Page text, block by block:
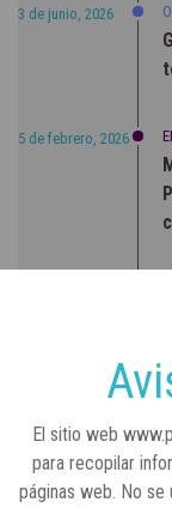
3 de junio, 2026
5 de febrero, 2026
El sitio web
para recopilar
páginas web. No